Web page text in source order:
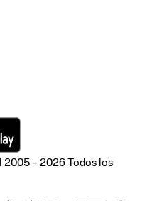
2005 - 2026 Todos los